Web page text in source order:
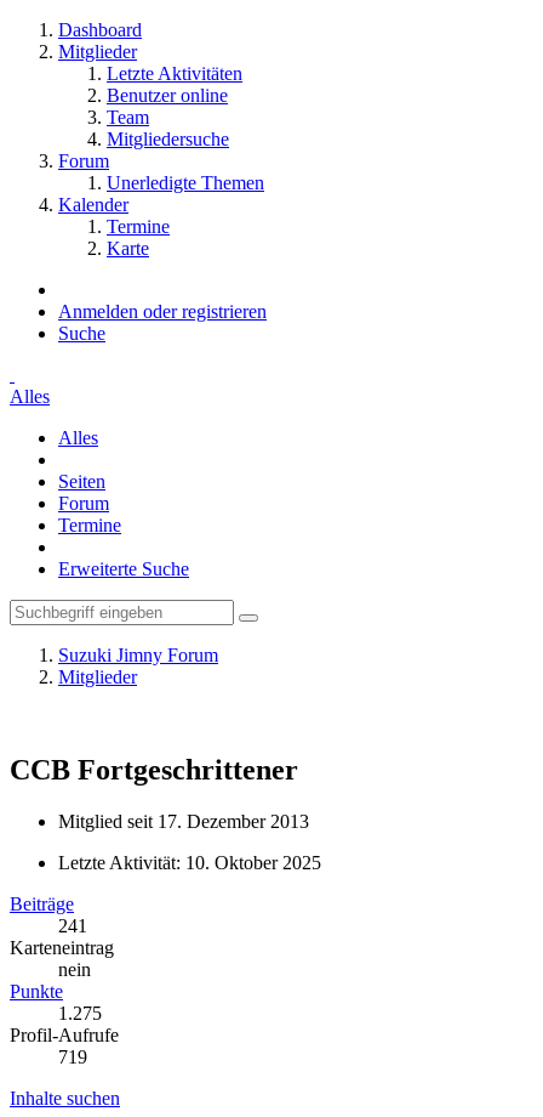
Dashboard
Mitglieder
Letzte Aktivitäten
Benutzer online
Team
Mitgliedersuche
Forum
Unerledigte Themen
Kalender
Termine
Karte
Anmelden oder registrieren
Suche
Alles
Alles
Seiten
Forum
Termine
Erweiterte Suche
Suzuki Jimny Forum
Mitglieder
CCB Fortgeschrittener
Mitglied seit 17. Dezember 2013
Letzte Aktivität: 10. Oktober 2025
Beiträge
241
Karteneintrag
nein
Punkte
1.275
Profil-Aufrufe
719
Inhalte suchen